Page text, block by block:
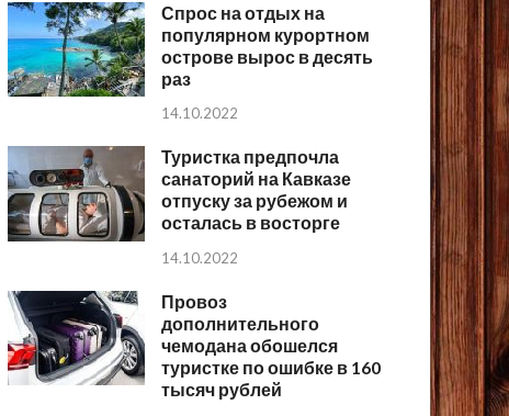
Спрос на отдых на
популярном курортном
острове вырос в десять
раз
14.10.2022
Туристка предпочла
санаторий на Кавказе
отпуску за рубежом и
осталась в восторге
14.10.2022
Провоз
дополнительного
чемодана обошелся
туристке по ошибке в 160
тысяч рублей